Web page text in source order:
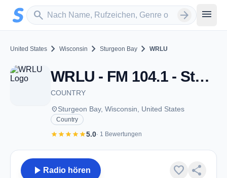
Zum Hauptinhalt springen
search
Sender suchen arrow_forward menu
United States chevron_right Wisconsin chevron_right Sturgeon Bay chevron_right WRLU
WRLU - FM 104.1 - Sturgeon Bay, WI
COUNTRY
placeSturgeon Bay, Wisconsin, United States
Country
starstarstarstarstar5.0· 1 Bewertungen
play_arrow Radio hören favorite share